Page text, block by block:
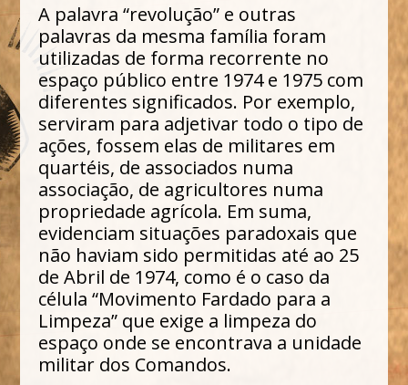
A palavra “revolução” e outras
palavras da mesma família foram
utilizadas de forma recorrente no
espaço público entre 1974 e 1975 com
diferentes significados. Por exemplo,
serviram para adjetivar todo o tipo de
ações, fossem elas de militares em
quartéis, de associados numa
associação, de agricultores numa
propriedade agrícola. Em suma,
evidenciam situações paradoxais que
não haviam sido permitidas até ao 25
de Abril de 1974, como é o caso da
célula “Movimento Fardado para a
Limpeza” que exige a limpeza do
espaço onde se encontrava a unidade
militar dos Comandos.